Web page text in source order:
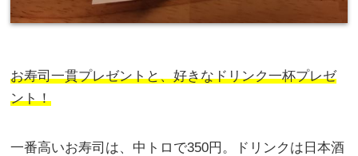
お寿司一貫プレゼントと、好きなドリンク一杯プレゼ
ント！
一番高いお寿司は、中トロで350円。ドリンクは日本酒